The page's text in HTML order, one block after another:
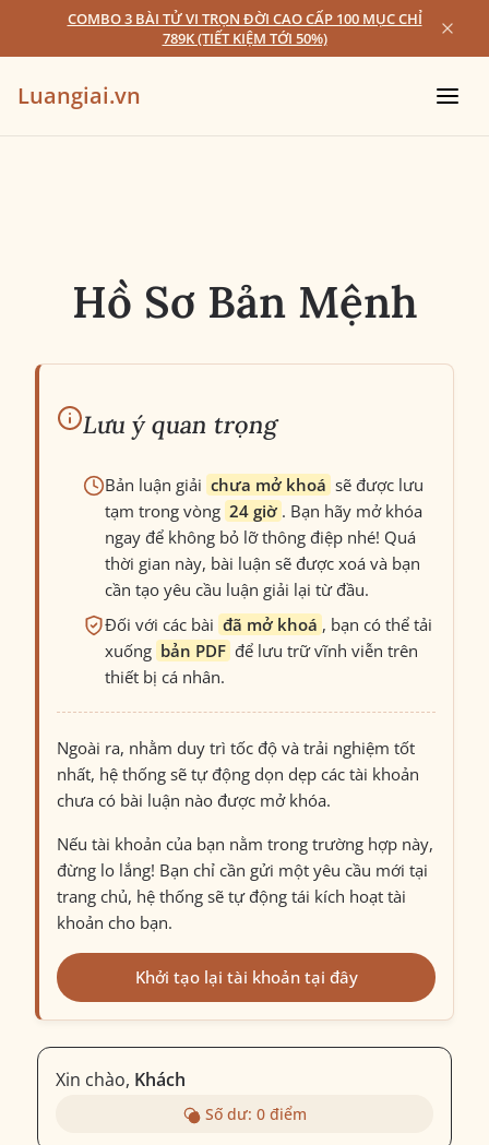
COMBO 3 BÀI TỬ VI TRỌN ĐỜI CAO CẤP 100 MỤC CHỈ
789K (TIẾT KIỆM TỚI 50%)
Luangiai.vn
Hồ Sơ Bản Mệnh
Lưu ý quan trọng
Bản luận giải chưa mở khoá sẽ được lưu
tạm trong vòng 24 giờ . Bạn hãy mở khóa
ngay để không bỏ lỡ thông điệp nhé! Quá
thời gian này, bài luận sẽ được xoá và bạn
cần tạo yêu cầu luận giải lại từ đầu.
Đối với các bài đã mở khoá , bạn có thể tải
xuống bản PDF để lưu trữ vĩnh viễn trên
thiết bị cá nhân.
Ngoài ra, nhằm duy trì tốc độ và trải nghiệm tốt
nhất, hệ thống sẽ tự động dọn dẹp các tài khoản
chưa có bài luận nào được mở khóa.
Nếu tài khoản của bạn nằm trong trường hợp này,
đừng lo lắng! Bạn chỉ cần gửi một yêu cầu mới tại
trang chủ, hệ thống sẽ tự động tái kích hoạt tài
khoản cho bạn.
Khởi tạo lại tài khoản tại đây
Xin chào, Khách
Số dư: 0điểm